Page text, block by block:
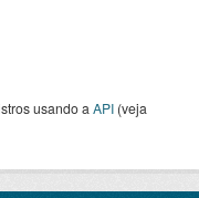
usando a API (veja